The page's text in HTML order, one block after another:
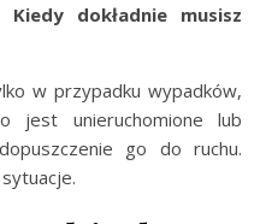
dokładnie musisz
w przypadku wypadków,
jest unieruchomione lub
go do ruchu.